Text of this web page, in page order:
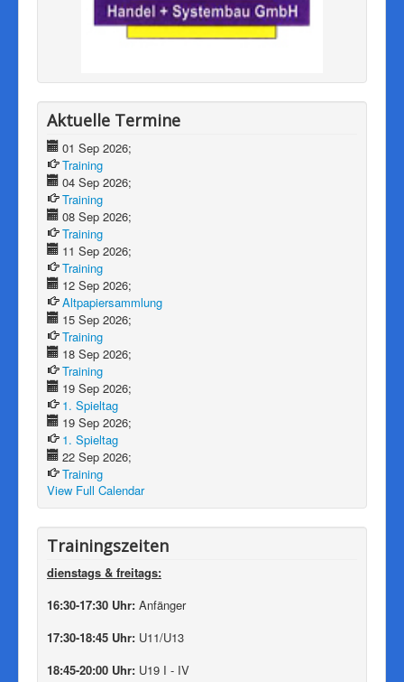
Aktuelle Termine
01 Sep 2026;
Training
04 Sep 2026;
Training
08 Sep 2026;
Training
11 Sep 2026;
Training
12 Sep 2026;
Altpapiersammlung
15 Sep 2026;
Training
18 Sep 2026;
Training
19 Sep 2026;
1. Spieltag
19 Sep 2026;
1. Spieltag
22 Sep 2026;
Training
View Full Calendar
Trainingszeiten
dienstags & freitags:
16:30-17:30 Uhr: Anfänger
17:30-18:45 Uhr: U11/U13
18:45-20:00 Uhr: U19 I - IV